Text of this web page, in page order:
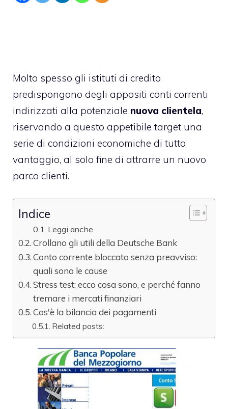
Molto spesso gli istituti di credito
predispongono degli appositi conti correnti
indirizzati alla potenziale nuova clientela,
riservando a questo appetibile target una
serie di condizioni economiche di tutto
vantaggio, al solo fine di attrarre un nuovo
parco clienti.
Indice
Leggi anche
Crollano gli utili della Deutsche Bank
Conto corrente bloccato senza preavviso:
quali sono le cause
Stress test: ecco cosa sono, e perché fanno
tremare i mercati finanziari
Cos'è la bilancia dei pagamenti
Related posts: